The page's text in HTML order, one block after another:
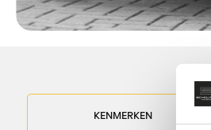
KENMERKEN